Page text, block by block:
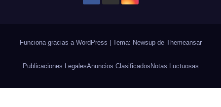
Funciona gracias a WordPress | Tema: Newsup de Themeansar
Publicaciones LegalesAnuncios Clasificados Notas Luctuosas